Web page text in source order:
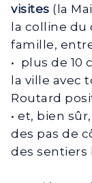
visites (la
la colline du
famille,
• plus de 10
la ville avec
Routard
• et, bien
des pas de
des sentiers